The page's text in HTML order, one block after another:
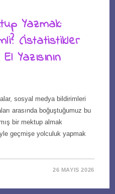
Yazmak:
(İstatistikler
Yazısının
sosyal medya bildirimleri
arasında boğuştuğumuz bu
bir mektup almak
geçmişe yolculuk yapmak
26 MAYIS 2026